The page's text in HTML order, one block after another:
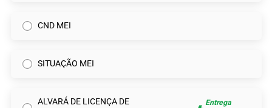
CND MEI
SITUAÇÃO MEI
ALVARÁ DE LICENÇA DE
Entrega